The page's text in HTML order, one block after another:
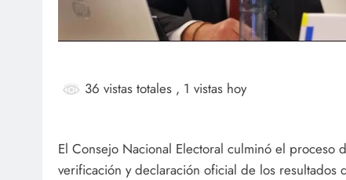
36 vistas totales , 1 vistas hoy
El Consejo Nacional Electoral culminó el proceso
verificación y declaración oficial de los resultados